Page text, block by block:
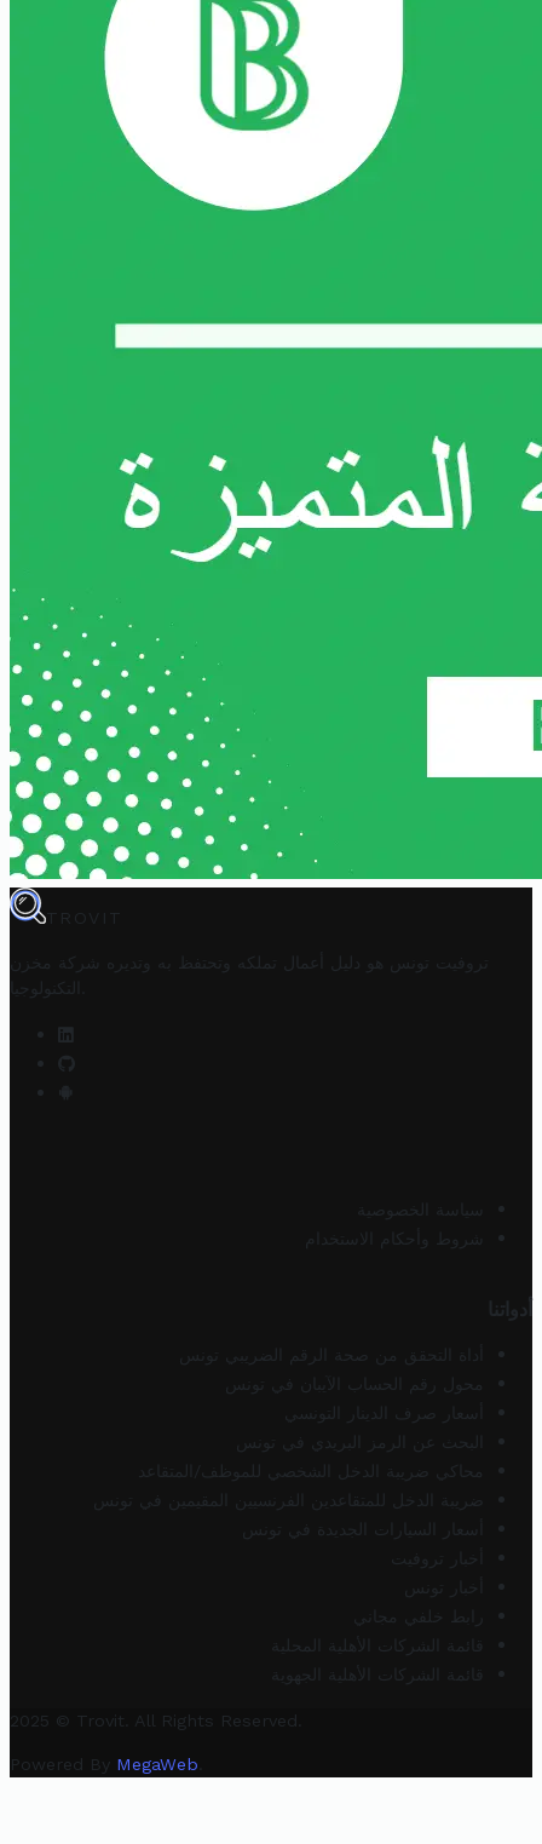
TROVIT
تروفيت تونس هو دليل أعمال تملكه وتحتفظ به وتديره
شركة مخزن
التكنولوجيا
سياسة الخصوصية
شروط وأحكام الاستخدام
أدواتنا
أداة التحقق من صحة الرقم الضريبي تونس
محول رقم الحساب الآيبان في تونس
أسعار صرف الدينار التونسي
البحث عن الرمز البريدي في تونس
محاكي ضريبة الدخل الشخصي للموظف/المتقاعد
ضريبة الدخل للمتقاعدين الفرنسيين المقيمين في تونس
أسعار السيارات الجديدة في تونس
أخبار تروفيت
أخبار تونس
رابط خلفي مجاني
قائمة الشركات الأهلية المحلية
قائمة الشركات الأهلية الجهوية
2025 © Trovit. All Rights Reserved.
Powered By MegaWeb